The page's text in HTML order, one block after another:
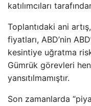
katılımcıları
Toplantıdaki ani
fiyatları, ABD’nin
kesintiye uğratma
Gümrük görevleri
yansıtılmamıştır.
Son zamanlarda